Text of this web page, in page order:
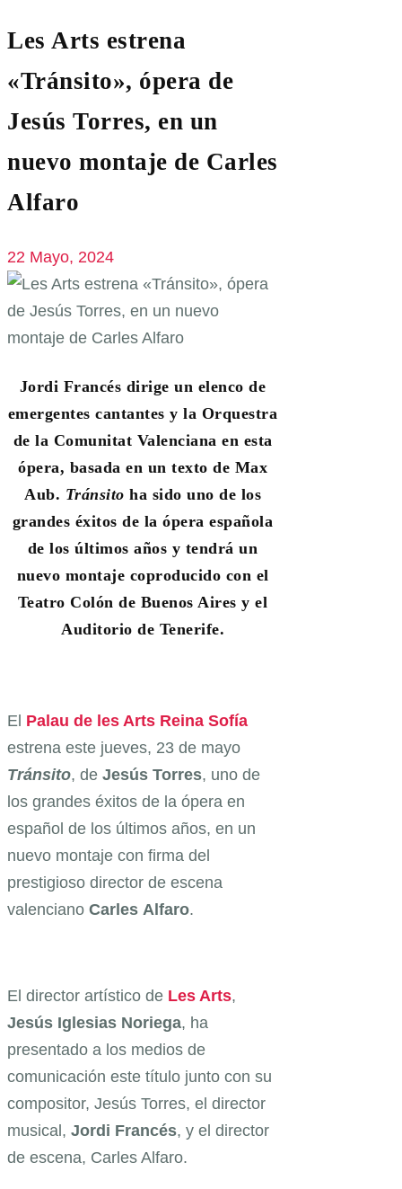
Les Arts estrena
«Tránsito», ópera de
Jesús Torres, en un
nuevo montaje de Carles
Alfaro
22 Mayo, 2024
Jordi Francés dirige un elenco de
emergentes cantantes y la Orquestra
de la Comunitat Valenciana en esta
ópera, basada en un texto de Max
Aub. Tránsito ha sido uno de los
grandes éxitos de la ópera española
de los últimos años y tendrá un
nuevo montaje coproducido con el
Teatro Colón de Buenos Aires y el
Auditorio de Tenerife.
El Palau de les Arts Reina Sofía
estrena este jueves, 23 de mayo
Tránsito, de Jesús Torres, uno de
los grandes éxitos de la ópera en
español de los últimos años, en un
nuevo montaje con firma del
prestigioso director de escena
valenciano Carles Alfaro.
El director artístico de Les Arts,
Jesús Iglesias Noriega, ha
presentado a los medios de
comunicación este título junto con su
compositor, Jesús Torres, el director
musical, Jordi Francés, y el director
de escena, Carles Alfaro.